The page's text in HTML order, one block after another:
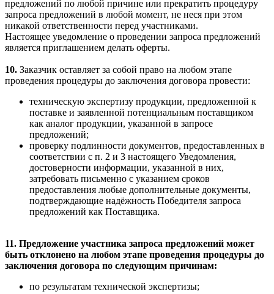
предложений по любой причине или прекратить процедуру
запроса предложений в любой момент, не неся при этом
никакой ответственности перед участниками.
Настоящее уведомление о проведении запроса предложений
является приглашением делать оферты.
10. Заказчик оставляет за собой право на любом этапе
проведения процедуры до заключения договора провести:
техническую экспертизу продукции, предложенной к
поставке и заявленной потенциальным поставщиком
как аналог продукции, указанной в запросе
предложений;
проверку подлинности документов, предоставленных в
соответствии с п. 2 и 3 настоящего Уведомления,
достоверности информации, указанной в них,
затребовать письменно с указанием сроков
предоставления любые дополнительные документы,
подтверждающие надёжность Победителя запроса
предложений как Поставщика.
11. Предложение участника запроса предложений может
быть отклонено на любом этапе проведения процедуры до
заключения договора по следующим причинам:
по результатам технической экспертизы;